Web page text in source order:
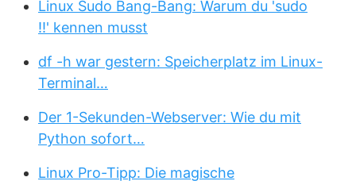
Linux Sudo Bang-Bang: Warum du 'sudo
!!' kennen musst
df -h war gestern: Speicherplatz im Linux-
Terminal…
Der 1-Sekunden-Webserver: Wie du mit
Python sofort…
Linux Pro-Tipp: Die magische